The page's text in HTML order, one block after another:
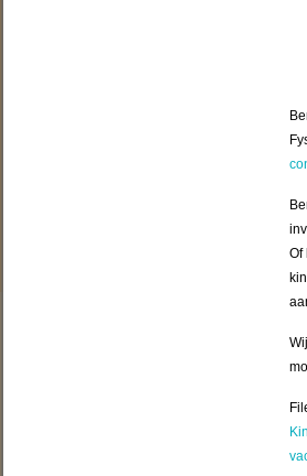
Of